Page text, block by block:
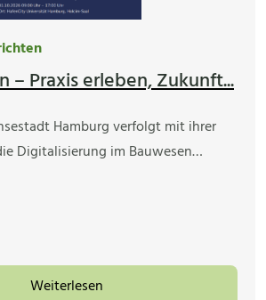
– Praxis erleben, Zukunft...
Hamburg verfolgt mit ihrer
Digitalisierung im Bauwesen…
Weiterlesen